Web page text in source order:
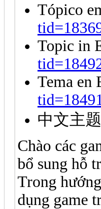
Tópico
Topic in
Tema en
tid=18491
中文主
Chào các
bổ sung hỗ
Trong
dụng game